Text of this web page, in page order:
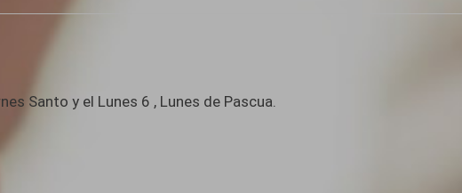
Santo y el Lunes 6 , Lunes de Pascua.